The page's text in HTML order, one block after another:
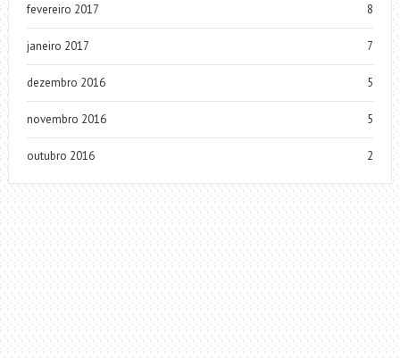
fevereiro 2017 8
janeiro 2017 7
dezembro 2016 5
novembro 2016 5
outubro 2016 2